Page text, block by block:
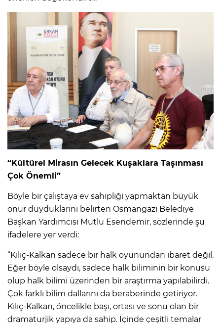
“Kültürel Mirasın Gelecek Kuşaklara Taşınması
Çok Önemli”
Böyle bir çalıştaya ev sahipliği yapmaktan büyük
onur duyduklarını belirten Osmangazi Belediye
Başkan Yardımcısı Mutlu Esendemir, sözlerinde şu
ifadelere yer verdi:
“Kılıç-Kalkan sadece bir halk oyunundan ibaret değil.
Eğer böyle olsaydı, sadece halk biliminin bir konusu
olup halk bilimi üzerinden bir araştırma yapılabilirdi.
Çok farklı bilim dallarını da beraberinde getiriyor.
Kılıç-Kalkan, öncelikle başı, ortası ve sonu olan bir
dramaturjik yapıya da sahip. İçinde çeşitli temalar